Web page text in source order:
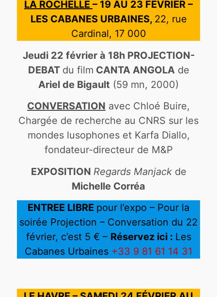
LA ROCHELLE – 19 AU 23 FÉVRIER –
LES CABANES URBAINES, 22, rue
Cardinal, 17 000
Jeudi 22 février à 18h PROJECTION-
DEBAT du film CANTA ANGOLAde
Ariel de Bigault (59 mn, 2000)
CONVERSATION avec Chloé Buire,
Chargée de recherche au CNRS sur les
mondes lusophones et Karfa Diallo,
fondateur-directeur de M&P
EXPOSITION Regards Manjackde
Michelle Corréa
ENTREE LIBRE pour l’expo – Pour la
soirée Projection – Conversation du 22
février, c’est 5 € – Réservez ici : Les
Cabanes Urbaines +33 9 81 61 14 31